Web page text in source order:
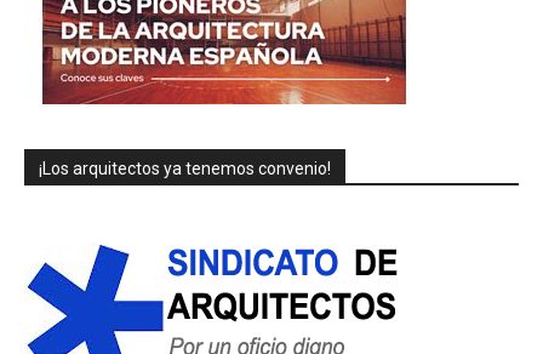
¡Los arquitectos ya tenemos convenio!